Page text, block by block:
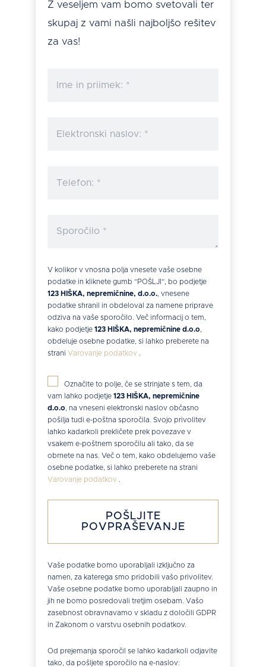
Z veseljem vam bomo svetovali ter
skupaj z vami našli najboljšo rešitev
za vas!
V kolikor v vnosna polja vnesete vaše osebne
podatke in kliknete gumb “POŠLJI”, bo podjetje
123 HIŠKA, nepremičnine, d.o.o. , vnesene
podatke shranil in obdeloval za namene priprave
odziva na vaše sporočilo. Več informacij o tem,
kako podjetje 123 HIŠKA, nepremičnine d.o.o
obdeluje osebne podatke, si lahko preberete na
strani Varovanje podatkov
Označite to polje, če se strinjate s tem, da
vam lahko podjetje 123 HIŠKA, nepremičnine
d.o.o , na vneseni elektronski naslov občasno
pošilja tudi e-poštna sporočila. Svojo privolitev
lahko kadarkoli prekličete prek povezave v
vsakem e-poštnem sporočilu ali tako, da se
obrnete na nas. Več o tem, kako obdelujemo vaše
osebne podatke, si lahko preberete na strani
Varovanje podatkov
Vaše podatke bomo uporabljali izključno za
namen, za katerega smo pridobili vašo privolitev.
Vaše osebne podatke bomo uporabljali zaupno in
jih ne bomo posredovali tretjim osebam. Vašo
zasebnost obravnavamo v skladu z določili GDPR
in Zakonom o varstvu osebnih podatkov.
Od prejemanja sporočil se lahko kadarkoli odjavite
tako, da pošljete sporočilo na e-naslov: